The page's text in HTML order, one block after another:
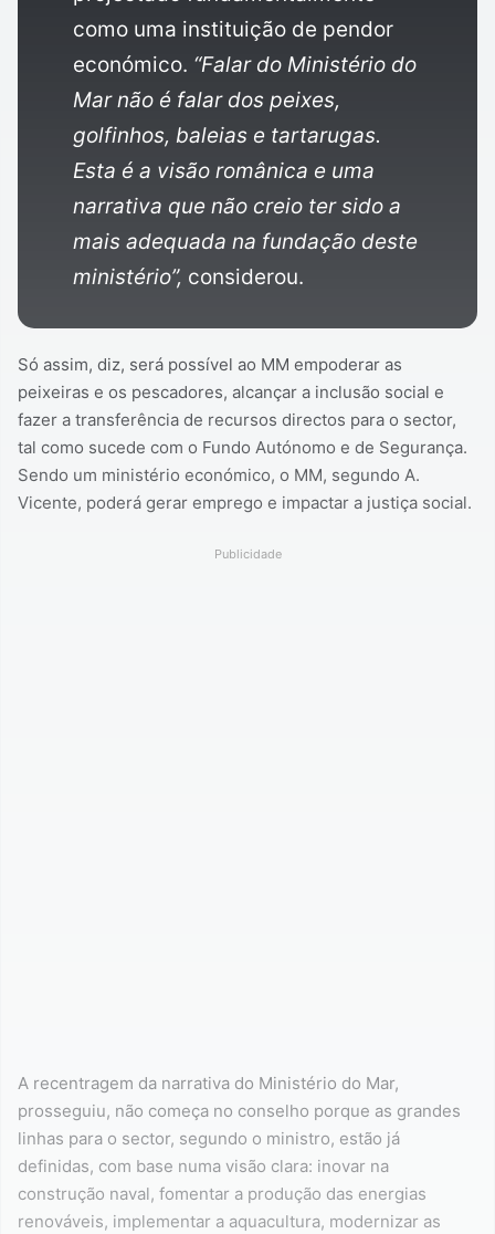
como uma instituição de pendor
económico. “Falar do Ministério do
Mar não é falar dos peixes,
golfinhos, baleias e tartarugas.
Esta é a visão românica e uma
narrativa que não creio ter sido a
mais adequada na fundação deste
ministério”, considerou.
Só assim, diz, será possível ao MM empoderar as
peixeiras e os pescadores, alcançar a inclusão social e
fazer a transferência de recursos directos para o sector,
tal como sucede com o Fundo Autónomo e de Segurança.
Sendo um ministério económico, o MM, segundo A.
Vicente, poderá gerar emprego e impactar a justiça social.
Publicidade
A recentragem da narrativa do Ministério do Mar,
prosseguiu, não começa no conselho porque as grandes
linhas para o sector, segundo o ministro, estão já
definidas, com base numa visão clara: inovar na
construção naval, fomentar a produção das energias
renováveis, implementar a aquacultura, modernizar as